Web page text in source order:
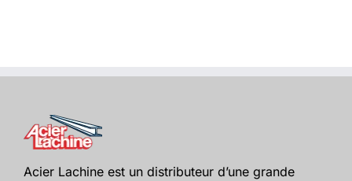
Acier Lachine est un distributeur d’une grande